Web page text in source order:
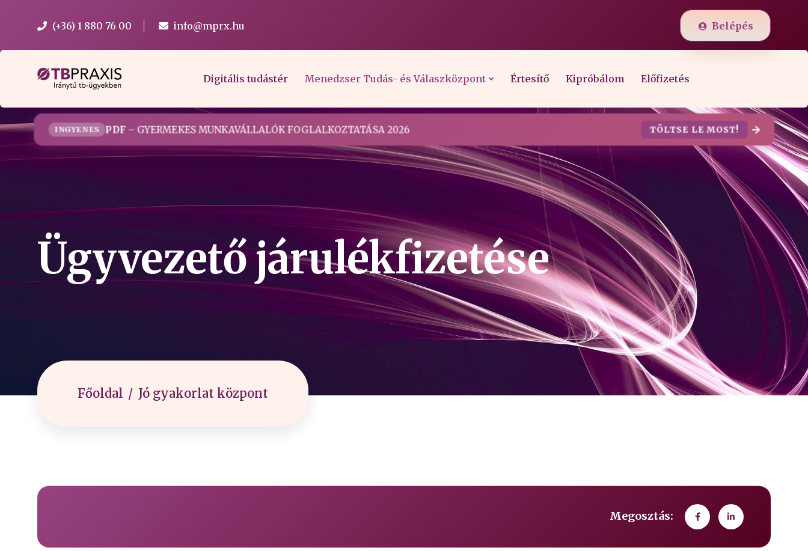
(+36) 1 880 76 00 info@mprx.hu Belépés
Digitális tudástér Menedzser Tudás- és Válaszközpont Értesítő Kipróbálom Előfizetés
INGYENES PDF – GYERMEKES MUNKAVÁLLALÓK FOGLALKOZTATÁSA 2026 TÖLTSE LE MOST!
Ügyvezető járulékfizetése
Főoldal Jó gyakorlat központ
Megosztás: